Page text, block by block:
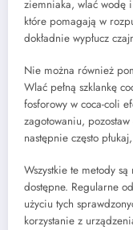
ziemniaka, wlać wodę
które pomagają w
dokładnie wypłucz
Nie można również
Wlać pełną szklankę
fosforowy w coca-coli
zagotowaniu,
następnie często
Wszystkie te metody
dostępne. Regularne
użyciu tych
korzystanie z